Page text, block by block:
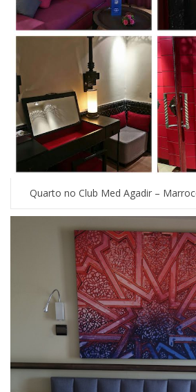
Quarto no Club Med Agadir –